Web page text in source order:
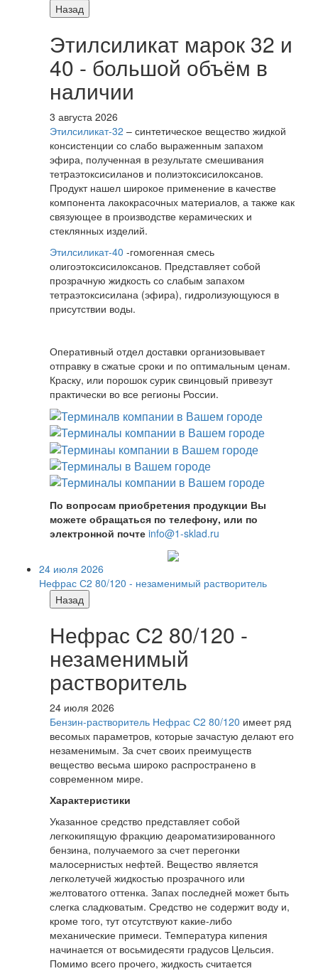
Назад
Этилсиликат марок 32 и
40 - большой объём в
наличии
3 августа 2026
Этилсиликат-32 – синтетическое вещество жидкой
консистенции со слабо выраженным запахом
эфира, полученная в результате смешивания
тетpаэтоксисиланов и полиэтоксисилоксанов.
Продукт нашел широкое применение в качестве
компонента лакокрасочных материалов, а также как
связующее в производстве керамических и
стеклянных изделий.
Этилсиликат-40 -гомогенная смесь
олигоэтоксисилоксанов. Представляет собой
прозрачную жидкость со слабым запахом
тетраэтоксисилана (эфира), гидролизующуюся в
присутствии воды.
Оперативный отдел доставки организовывает
отправку в сжатые сроки и по оптимальным ценам.
Краску, или порошок сурик свинцовый привезут
практически во все регионы России.
По вопросам приобретения продукции Вы
можете обращаться по телефону, или по
электронной почте info@1-sklad.ru
24 июля 2026
Нефрас С2 80/120 - незаменимый растворитель
Назад
Нефрас С2 80/120 -
незаменимый
растворитель
24 июля 2026
Бензин-растворитель Нефрас С2 80/120 имеет ряд
весомых параметров, которые зачастую делают его
незаменимым. За счет своих преимуществ
вещество весьма широко распространено в
современном мире.
Характеристики
Указанное средство представляет собой
легкокипящую фракцию деароматизированного
бензина, получаемого за счет перегонки
малосернистых нефтей. Вещество является
легколетучей жидкостью прозрачного или
желтоватого оттенка. Запах последней может быть
слегка сладковатым. Средство не содержит воду и,
кроме того, тут отсутствуют какие-либо
механические примеси. Температура кипения
начинается от восьмидесяти градусов Цельсия.
Помимо всего прочего, жидкость считается